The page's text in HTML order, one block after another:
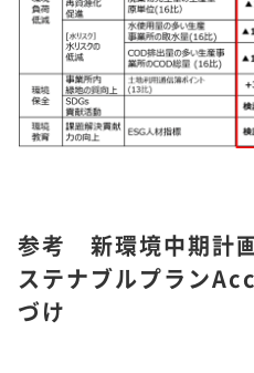
参考 新環境中期計
ステナブルプラン
づけ